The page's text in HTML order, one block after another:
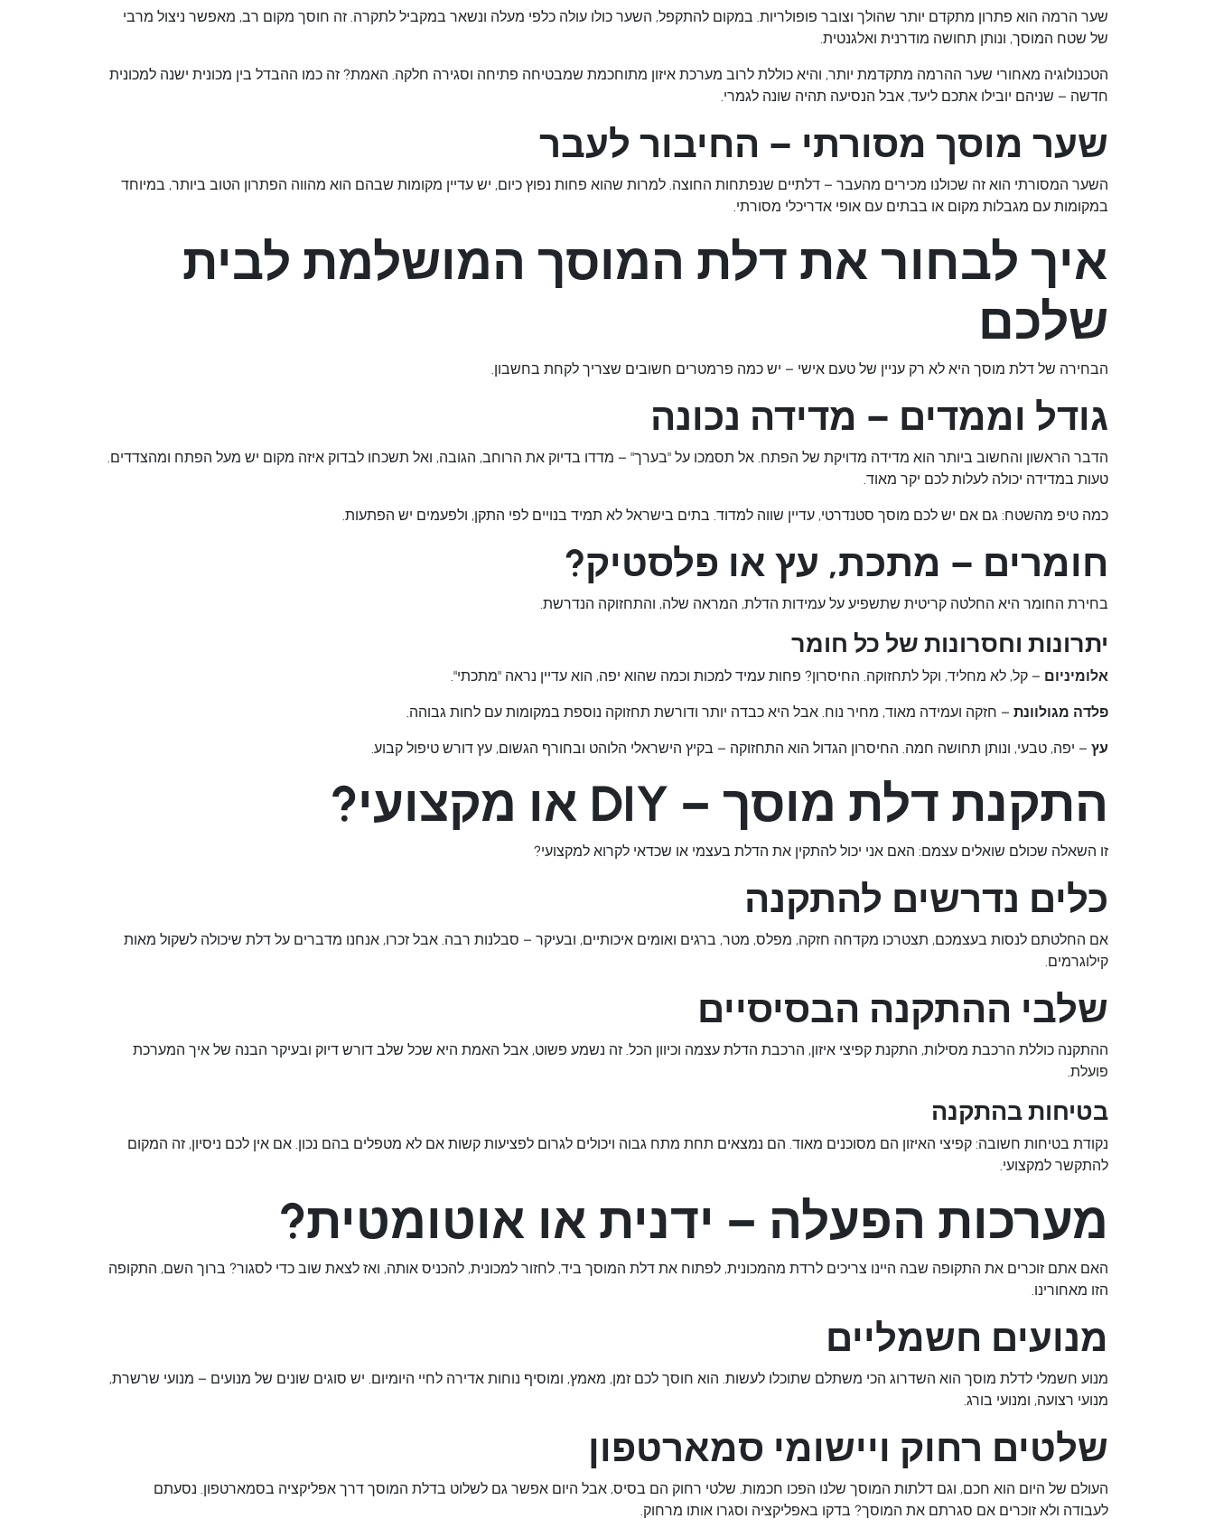
שער הרמה הוא פתרון מתקדם יותר שהולך וצובר פופולריות. במקום להתקפל, השער כולו עולה כלפי מעלה ונשאר במקביל לתקרה. זה חוסך מקום רב, מאפשר ניצול מרבי
של שטח המוסך, ונותן תחושה מודרנית ואלגנטית.
הטכנולוגיה מאחורי שער ההרמה מתקדמת יותר, והיא כוללת לרוב מערכת איזון מתוחכמת שמבטיחה פתיחה וסגירה חלקה. האמת? זה כמו ההבדל בין מכונית ישנה למכונית
חדשה – שניהם יובילו אתכם ליעד, אבל הנסיעה תהיה שונה לגמרי.
שער מוסך מסורתי – החיבור לעבר
השער המסורתי הוא זה שכולנו מכירים מהעבר – דלתיים שנפתחות החוצה. למרות שהוא פחות נפוץ כיום, יש עדיין מקומות שבהם הוא מהווה הפתרון הטוב ביותר, במיוחד
במקומות עם מגבלות מקום או בבתים עם אופי אדריכלי מסורתי.
איך לבחור את דלת המוסך המושלמת לבית
שלכם
הבחירה של דלת מוסך היא לא רק עניין של טעם אישי – יש כמה פרמטרים חשובים שצריך לקחת בחשבון.
גודל וממדים – מדידה נכונה
הדבר הראשון והחשוב ביותר הוא מדידה מדויקת של הפתח. אל תסמכו על "בערך" – מדדו בדיוק את הרוחב, הגובה, ואל תשכחו לבדוק איזה מקום יש מעל הפתח ומהצדדים.
טעות במדידה יכולה לעלות לכם יקר מאוד.
כמה טיפ מהשטח: גם אם יש לכם מוסך סטנדרטי, עדיין שווה למדוד. בתים בישראל לא תמיד בנויים לפי התקן, ולפעמים יש הפתעות.
חומרים – מתכת, עץ או פלסטיק?
בחירת החומר היא החלטה קריטית שתשפיע על עמידות הדלת, המראה שלה, והתחזוקה הנדרשת.
יתרונות וחסרונות של כל חומר
אלומיניום – קל, לא מחליד, וקל לתחזוקה. החיסרון? פחות עמיד למכות וכמה שהוא יפה, הוא עדיין נראה "מתכתי".
פלדה מגולוונת – חזקה ועמידה מאוד, מחיר נוח. אבל היא כבדה יותר ודורשת תחזוקה נוספת במקומות עם לחות גבוהה.
עץ – יפה, טבעי, ונותן תחושה חמה. החיסרון הגדול הוא התחזוקה – בקיץ הישראלי הלוהט ובחורף הגשום, עץ דורש טיפול קבוע.
התקנת דלת מוסך – DIY או מקצועי?
זו השאלה שכולם שואלים עצמם: האם אני יכול להתקין את הדלת בעצמי או שכדאי לקרוא למקצועי?
כלים נדרשים להתקנה
אם החלטתם לנסות בעצמכם, תצטרכו מקדחה חזקה, מפלס, מטר, ברגים ואומים איכותיים, ובעיקר – סבלנות רבה. אבל זכרו, אנחנו מדברים על דלת שיכולה לשקול מאות
קילוגרמים.
שלבי ההתקנה הבסיסיים
ההתקנה כוללת הרכבת מסילות, התקנת קפיצי איזון, הרכבת הדלת עצמה וכיוון הכל. זה נשמע פשוט, אבל האמת היא שכל שלב דורש דיוק ובעיקר הבנה של איך המערכת
פועלת.
בטיחות בהתקנה
נקודת בטיחות חשובה: קפיצי האיזון הם מסוכנים מאוד. הם נמצאים תחת מתח גבוה ויכולים לגרום לפציעות קשות אם לא מטפלים בהם נכון. אם אין לכם ניסיון, זה המקום
להתקשר למקצועי.
מערכות הפעלה – ידנית או אוטומטית?
האם אתם זוכרים את התקופה שבה היינו צריכים לרדת מהמכונית, לפתוח את דלת המוסך ביד, לחזור למכונית, להכניס אותה, ואז לצאת שוב כדי לסגור? ברוך השם, התקופה
הזו מאחורינו.
מנועים חשמליים
מנוע חשמלי לדלת מוסך הוא השדרוג הכי משתלם שתוכלו לעשות. הוא חוסך לכם זמן, מאמץ, ומוסיף נוחות אדירה לחיי היומיום. יש סוגים שונים של מנועים – מנועי שרשרת,
מנועי רצועה, ומנועי בורג.
שלטים רחוק ויישומי סמארטפון
העולם של היום הוא חכם, וגם דלתות המוסך שלנו הפכו חכמות. שלטי רחוק הם בסיס, אבל היום אפשר גם לשלוט בדלת המוסך דרך אפליקציה בסמארטפון. נסעתם
לעבודה ולא זוכרים אם סגרתם את המוסך? בדקו באפליקציה וסגרו אותו מרחוק.